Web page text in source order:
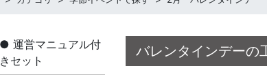
運営マニュアル付
きセット
バレンタインデーの